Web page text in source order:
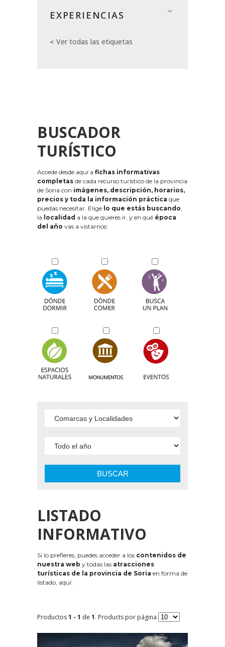
EXPERIENCIAS
Ver todas las etiquetas
BUSCADOR
TURÍSTICO
Accede desde aquí a fichas informativas
completas de cada recurso turístico de la provincia
de Soria con imágenes, descripción, horarios,
precios y toda la información práctica que
puedas necesitar. Elige lo que estás buscando,
la localidad a la que quieres ir, y en qué época
del año vas a vistarnos:
BUSCAR
LISTADO
INFORMATIVO
Si lo prefieres, puedes acceder a los contenidos de
nuestra web y todas las atracciones
turísticas de la provincia de Soria en forma de
listado, aquí:
Productos1 - 1 de 1. Products por página